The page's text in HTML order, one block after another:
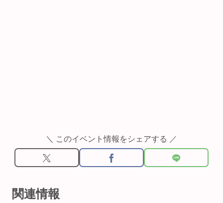
＼ このイベント情報をシェアする ／
関連情報